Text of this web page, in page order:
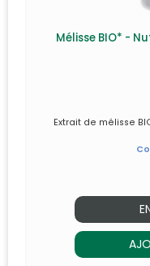
Mélisse BIO* -
Extrait de mélisse